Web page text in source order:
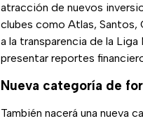
atracción de nuevos
clubes como Atlas, Santos,
a la transparencia de la
presentar reportes
Nueva categoría de
También nacerá una nueva